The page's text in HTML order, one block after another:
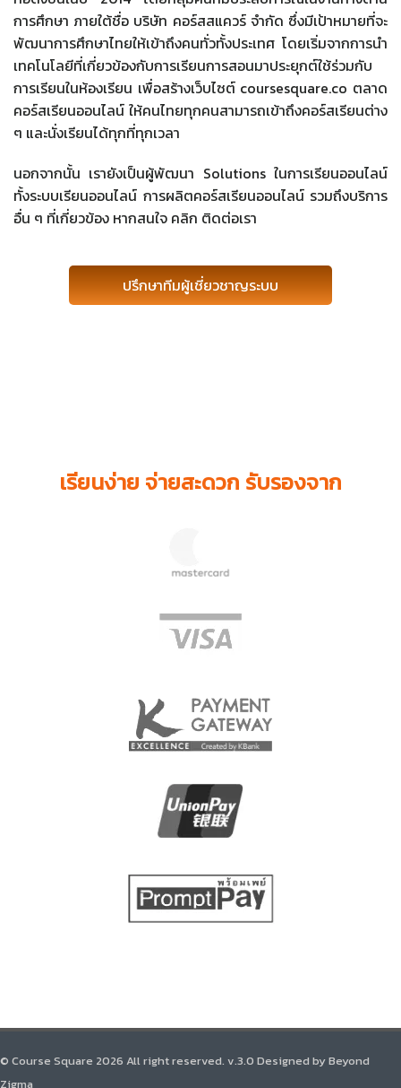
การศึกษา ภายใต้ชื่อ บริษัท คอร์สสแควร์ จำกัด ซึ่งมีเป้าหมายที่จะ
พัฒนาการศึกษาไทยให้เข้าถึงคนทั่วทั้งประเทศ โดยเริ่มจากการนำ
เทคโนโลยีที่เกี่ยวข้องกับการเรียนการสอนมาประยุกต์ใช้ร่วมกับ
การเรียนในห้องเรียน เพื่อสร้างเว็บไซต์ coursesquare.co ตลาด
คอร์สเรียนออนไลน์ ให้คนไทยทุกคนสามารถเข้าถึงคอร์สเรียนต่าง
ๆ และนั่งเรียนได้ทุกที่ทุกเวลา
นอกจากนั้น เรายังเป็นผู้พัฒนา Solutions ในการเรียนออนไลน์
ทั้งระบบเรียนออนไลน์ การผลิตคอร์สเรียนออนไลน์ รวมถึงบริการ
อื่น ๆ ที่เกี่ยวข้อง หากสนใจ คลิก ติดต่อเรา
ปรึกษาทีมผู้เชี่ยวชาญระบบ
เรียนง่าย จ่ายสะดวก รับรองจาก
© Course Square 2026 All right reserved. v.3.0 Designed by Beyond
Zigma